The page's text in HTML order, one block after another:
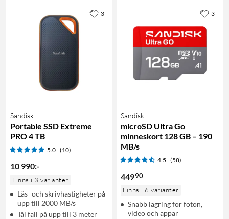
Sandisk
Portable SSD Extreme
PRO 4 TB
5.0 (10)
10 990:-
Finns i 3 varianter
Läs- och skrivhastigheter på
upp till 2000 MB/s
Tål fall på upp till 3 meter
3
Sandisk
microSD Ultra Go
minneskort 128 GB – 190
MB/s
4.5 (58)
44990
Finns i 6 varianter
Snabb lagring för foton,
video och appar
3